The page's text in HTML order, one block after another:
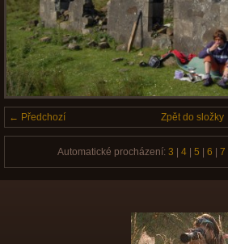
← Předchozí Zpět do složky
Automatické procházení: 3 4| 5 6 7